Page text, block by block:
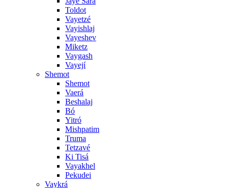
Toldot
Vayetzé
Vayishlaj
Vayeshev
Miketz
Vaygash
Vayejí
Shemot
Shemot
Vaerá
Beshalaj
Bó
Yitró
Mishpatim
Truma
Tetzavé
Ki Tisá
Vayakhel
Pekudei
Vaykrá